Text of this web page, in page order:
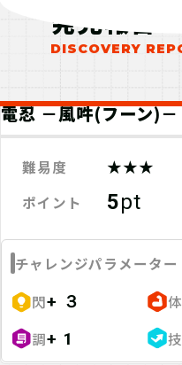
発見報告
電忍 －風吽(フーン)－
難易度 ★★★
ポイント 5pt
チャレンジパラメーター
閃+ ３ 体
調+ 1 技